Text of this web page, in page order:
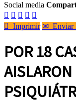
Social media
    
 Imprimir ✉ Enviar
POR 18